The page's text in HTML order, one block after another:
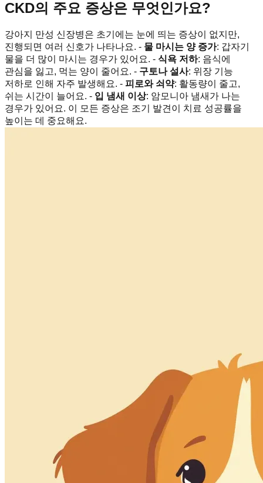
CKD의 주요 증상은 무엇인가요?
강아지 만성 신장병은 초기에는 눈에 띄는 증상이 없지만,
진행되면 여러 신호가 나타나요. - 물 마시는 양 증가: 갑자기
물을 더 많이 마시는 경우가 있어요. - 식욕 저하: 음식에
관심을 잃고, 먹는 양이 줄어요. - 구토나 설사: 위장 기능
저하로 인해 자주 발생해요. - 피로와 쇠약: 활동량이 줄고,
쉬는 시간이 늘어요. - 입 냄새 이상: 암모니아 냄새가 나는
경우가 있어요. 이 모든 증상은 조기 발견이 치료 성공률을
높이는 데 중요해요.